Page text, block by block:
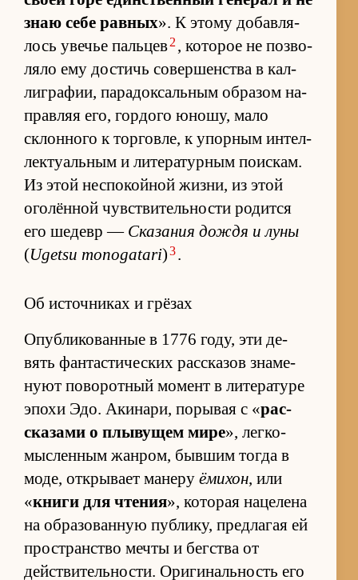
знаю себе рав­ных». К этому до­бав­ля­
лось уве­чье паль­цев2 , ко­то­рое не поз­во­
ляло ему до­стичь со­вер­шен­ства в кал­
ли­гра­фии, па­ра­док­саль­ным об­ра­зом на­
прав­ляя его, гор­дого юно­шу, мало
склон­ного к тор­го­вле, к упор­ным ин­тел­
лек­ту­аль­ным и ли­те­ра­тур­ным по­ис­кам.
Из этой не­спо­кой­ной жиз­ни, из этой
оголён­ной чув­стви­тель­но­сти ро­дится
его ше­девр — Ска­за­ния до­ждя и луны
(Ugetsu monogatari)3.
Об источниках и грёзах
Опуб­ли­ко­ван­ные в 1776 го­ду, эти де­
вять фан­та­сти­че­ских рас­ска­зов зна­ме­
нуют по­во­рот­ный мо­мент в ли­те­ра­туре
эпохи Эдо. Аки­на­ри, по­ры­вая с «рас­
ска­зами о плы­ву­щем мире», лег­ко­
мыс­лен­ным жан­ром, быв­шим то­гда в
мо­де, от­кры­вает ма­неру ёмихон, или
«книги для чте­ния», ко­то­рая на­це­лена
на об­ра­зо­ван­ную пуб­ли­ку, пред­ла­гая ей
про­стран­ство мечты и бег­ства от
действи­тель­но­сти. Ори­ги­наль­ность его